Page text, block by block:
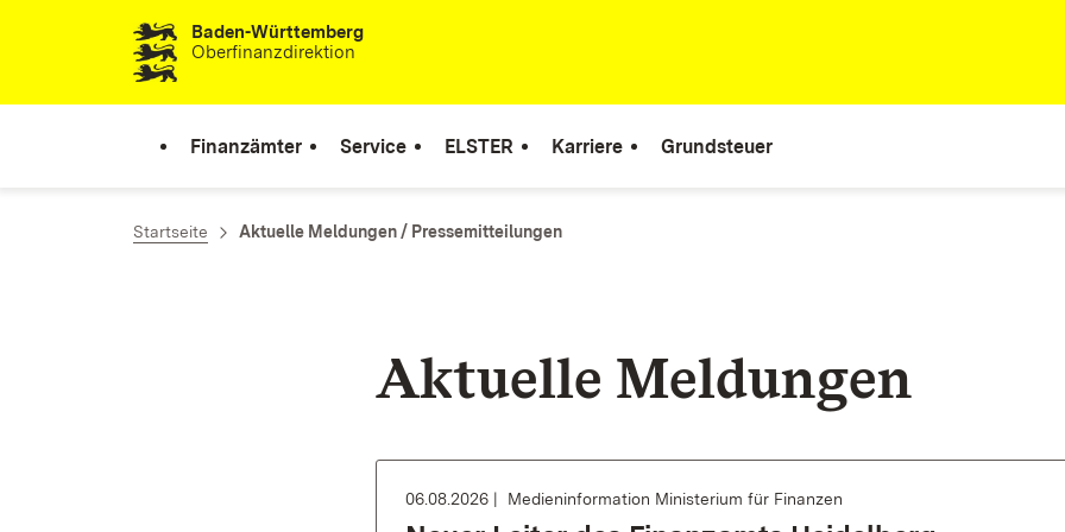
Zum Inhalt springenBaden-Württemberg
Oberfinanzdirektion
Finanzämter Service ELSTER Karriere Grundsteuer
Startseite Aktuelle Meldungen / Pressemitteilungen
Aktuelle Meldungen
06.08.2026 Medieninformation Ministerium für Finanzen